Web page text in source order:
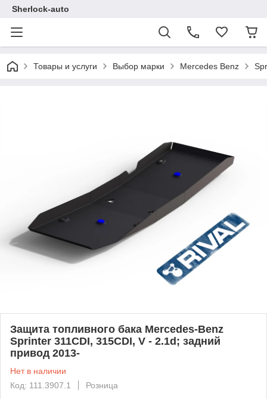
Sherlock-auto
Товары и услуги Выбор марки Mercedes Benz
Защита топливного бака Mercedes-Benz
Sprinter 311CDI, 315CDI, V - 2.1d; задний
привод 2013-
Нет в наличии
Код: 111.3907.1
Розница